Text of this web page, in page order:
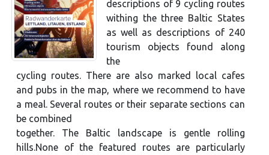
descriptions of 9 cycling routes
withing the three Baltic States
as well as descriptions of 240
tourism objects found along
the
cycling routes. There are also marked local cafes
and pubs in the map, where we recommend to have
a meal. Several routes or their separate sections can
be combined
together. The Baltic landscape is gentle rolling
hills.None of the featured routes are particularly